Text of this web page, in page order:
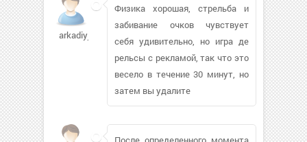
arkadiyjam
Физика хорошая, стрельба и
забивание очков чувствует
себя удивительно, но игра де
рельсы с рекламой, так что это
весело в течение 30 минут, но
затем вы удалите